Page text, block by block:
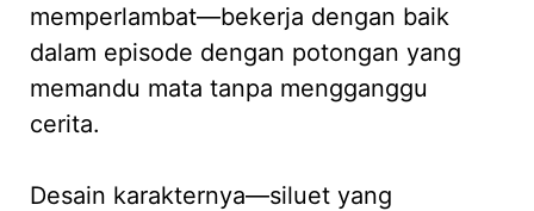
memperlambat—bekerja dengan baik
dalam episode dengan potongan yang
memandu mata tanpa mengganggu
cerita.
Desain karakternya—siluet yang